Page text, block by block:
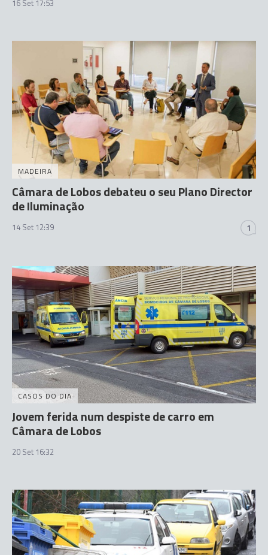
16 Set 17:53
MADEIRA
Câmara de Lobos debateu o seu Plano Director
de Iluminação
14 Set 12:39 1
CASOS DO DIA
Jovem ferida num despiste de carro em
Câmara de Lobos
20 Set 16:32